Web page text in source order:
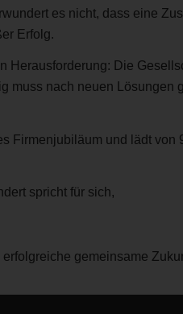
es nicht, dass eine
Erfolg.
Die
nach neuen Lösungen
und lädt von
spricht für sich,
gemeinsame